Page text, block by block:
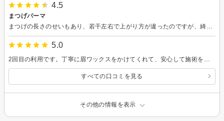
4.5
まつげパーマ
5.0
すべての口コミを見る
その他の情報を表示